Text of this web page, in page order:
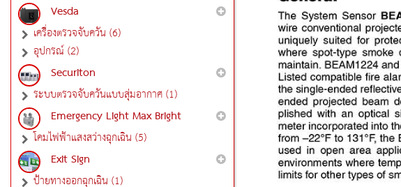
Vesda
เครื่องตรวจจับควัน (6)
อุปกรณ์ (2)
Securiton
ระบบตรวจจับควันแบบสุ่มอากาศ (1)
Emergency Light Max Bright
โคมไฟฟ้าแสงสว่างฉุกเฉิน (5)
Exit Sign
ป้ายทางออกฉุกเฉิน (1)